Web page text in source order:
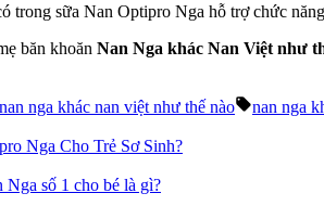
trong sữa Nan Optipro Nga hỗ trợ chức
băn khoăn Nan Nga khác Nan Việt như
Posted
nan nga khác nan việt như thế nào Tags:
nan nga
Nga Cho Trẻ Sơ Sinh?
Nga số 1 cho bé là gì?